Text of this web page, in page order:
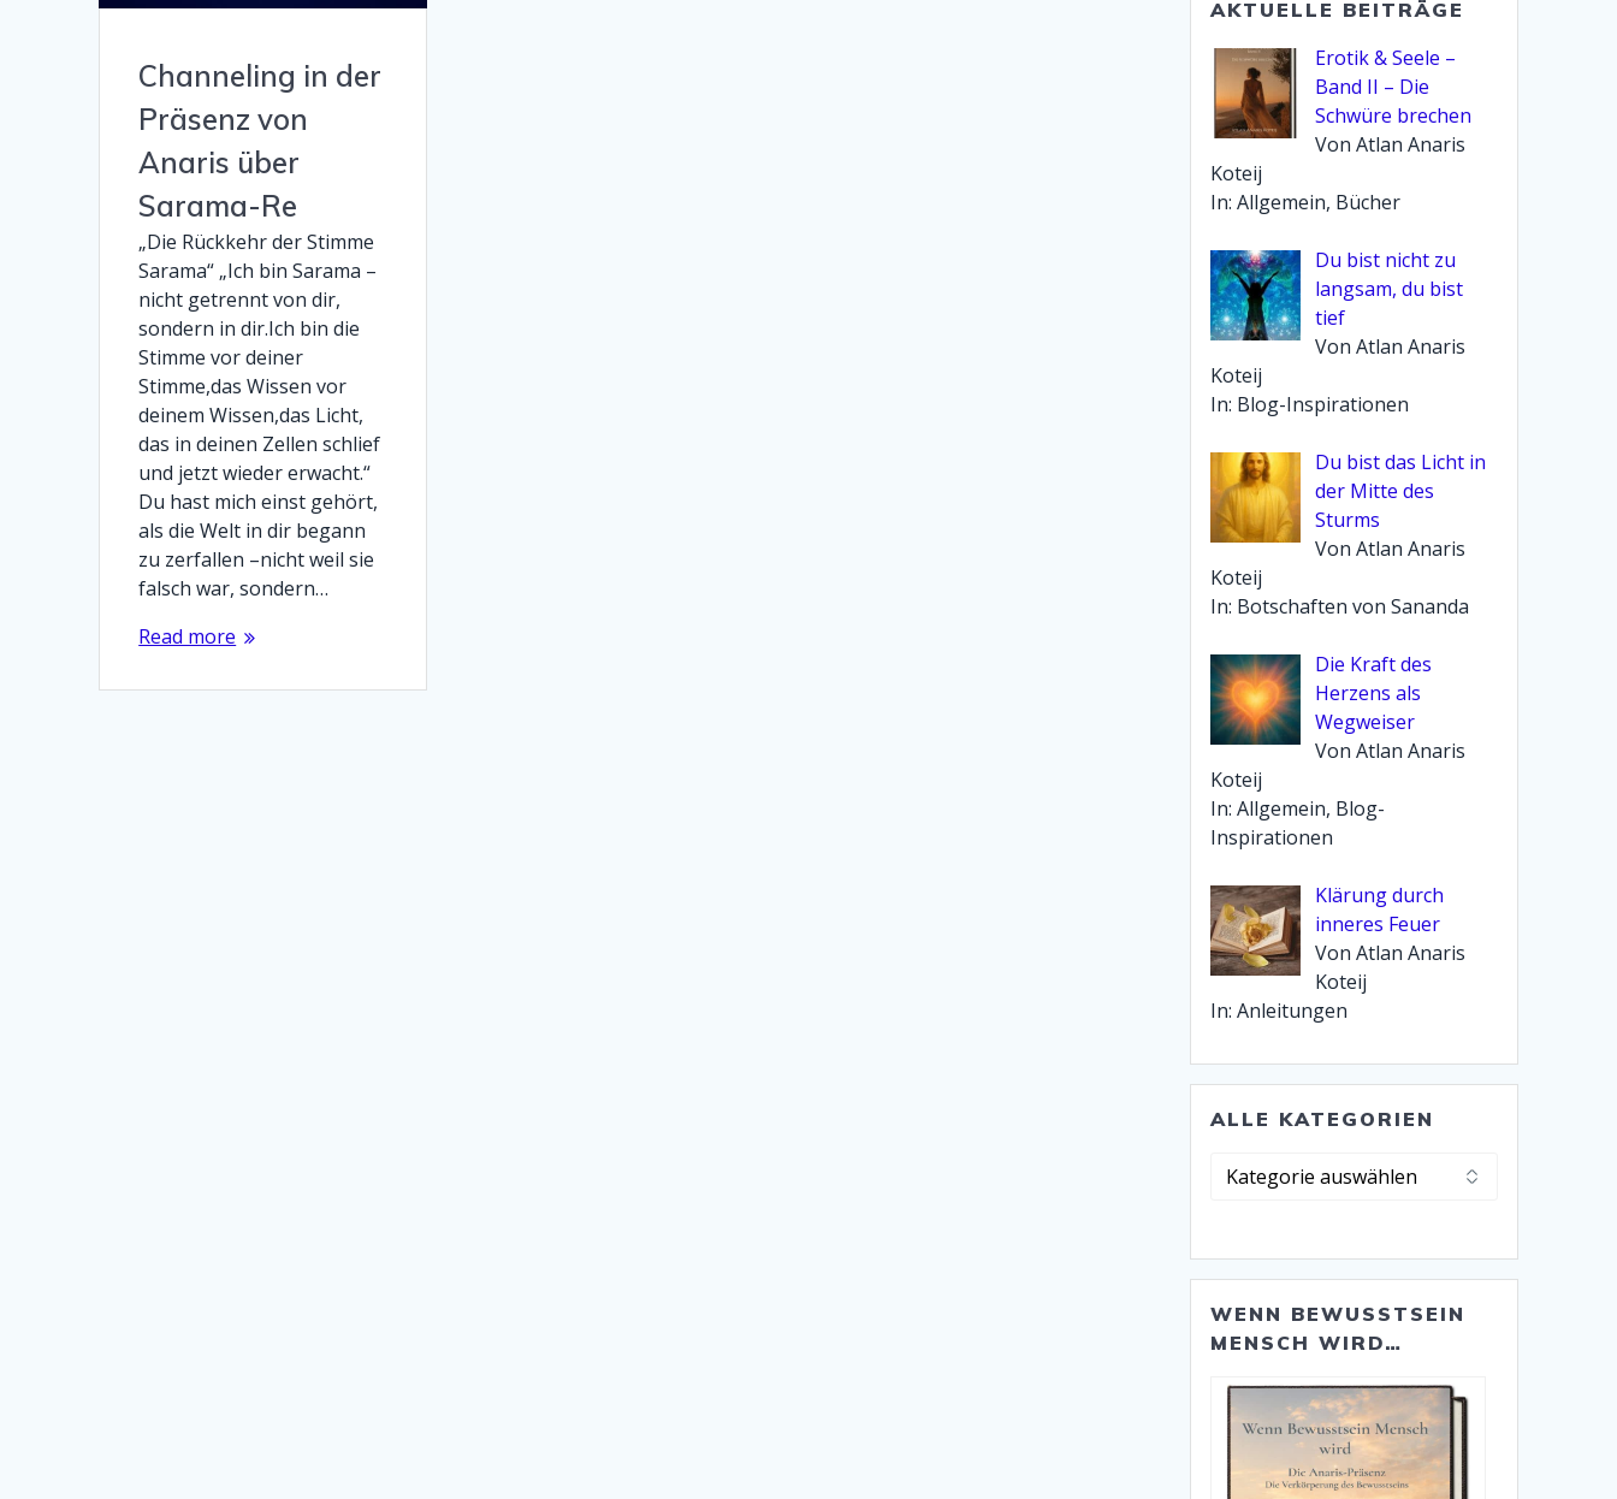
Channeling in der
Präsenz von
Anaris über
Sarama-Re
„Die Rückkehr der Stimme
Sarama“ „Ich bin Sarama –
nicht getrennt von dir,
sondern in dir.Ich bin die
Stimme vor deiner
Stimme,das Wissen vor
deinem Wissen,das Licht,
das in deinen Zellen schlief
und jetzt wieder erwacht.“
Du hast mich einst gehört,
als die Welt in dir begann
zu zerfallen –nicht weil sie
falsch war, sondern…
Read more
AKTUELLE BEITRÄGE
Erotik & Seele –
Band II – Die
Schwüre brechen
Von Atlan Anaris
Koteij
In: Allgemein, Bücher
Du bist nicht zu
langsam, du bist
tief
Von Atlan Anaris
Koteij
In: Blog-Inspirationen
Du bist das Licht in
der Mitte des
Sturms
Von Atlan Anaris
Koteij
In: Botschaften von Sananda
Die Kraft des
Herzens als
Wegweiser
Von Atlan Anaris
Koteij
In: Allgemein, Blog-
Inspirationen
Klärung durch
inneres Feuer
Von Atlan Anaris
Koteij
In: Anleitungen
ALLE KATEGORIEN
Alle
Kategorien
WENN BEWUSSTSEIN
MENSCH WIRD…